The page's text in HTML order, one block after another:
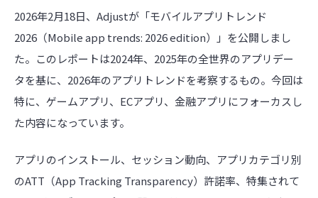
2026年2月18日、Adjustが「モバイルアプリトレンド
2026（Mobile app trends: 2026 edition）」を公開しまし
た。このレポートは2024年、2025年の全世界のアプリデー
タを基に、2026年のアプリトレンドを考察するもの。今回は
特に、ゲームアプリ、ECアプリ、金融アプリにフォーカスし
た内容になっています。
アプリのインストール、セッション動向、アプリカテゴリ別
のATT（App Tracking Transparency）許諾率、特集されて